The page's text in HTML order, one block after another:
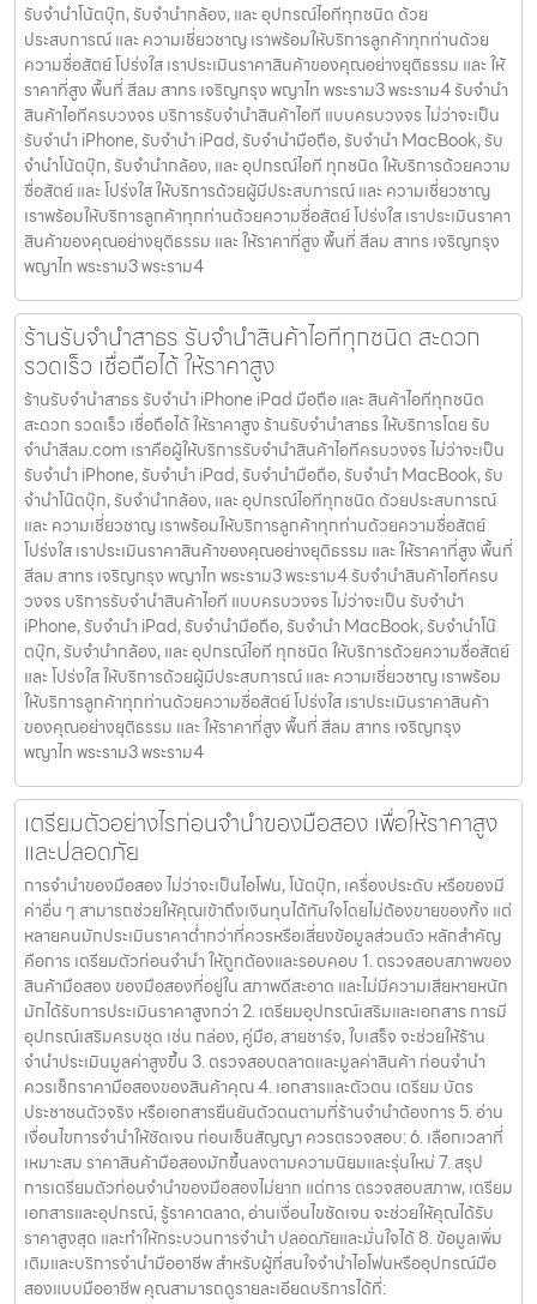
รับจำนำโน้ตบุ๊ก, รับจำนำกล้อง, และ อุปกรณ์ไอทีทุกชนิด ด้วย
ประสบการณ์ และ ความเชี่ยวชาญ เราพร้อมให้บริการลูกค้าทุกท่านด้วย
ความซื่อสัตย์ โปร่งใส เราประเมินราคาสินค้าของคุณอย่างยุติธรรม และ ให้
ราคาที่สูง พื้นที่ สีลม สาทร เจริญกรุง พญาไท พระราม3 พระราม4 รับจำนำ
สินค้าไอทีครบวงจร บริการรับจำนำสินค้าไอที แบบครบวงจร ไม่ว่าจะเป็น
รับจำนำ iPhone, รับจำนำ iPad, รับจำนำมือถือ, รับจำนำ MacBook, รับ
จำนำโน้ตบุ๊ก, รับจำนำกล้อง, และ อุปกรณ์ไอที ทุกชนิด ให้บริการด้วยความ
ซื่อสัตย์ และ โปร่งใส ให้บริการด้วยผู้มีประสบการณ์ และ ความเชี่ยวชาญ
เราพร้อมให้บริการลูกค้าทุกท่านด้วยความซื่อสัตย์ โปร่งใส เราประเมินราคา
สินค้าของคุณอย่างยุติธรรม และ ให้ราคาที่สูง พื้นที่ สีลม สาทร เจริญกรุง
พญาไท พระราม3 พระราม4
ร้านรับจำนำสาธร รับจำนำสินค้าไอทีทุกชนิด สะดวก
รวดเร็ว เชื่อถือได้ ให้ราคาสูง
ร้านรับจำนำสาธร รับจำนำ iPhone iPad มือถือ และ สินค้าไอทีทุกชนิด
สะดวก รวดเร็ว เชื่อถือได้ ให้ราคาสูง ร้านรับจำนำสาธร ให้บริการโดย รับ
จํานําสีลม.com เราคือผู้ให้บริการรับจำนำสินค้าไอทีครบวงจร ไม่ว่าจะเป็น
รับจำนำ iPhone, รับจำนำ iPad, รับจำนำมือถือ, รับจำนำ MacBook, รับ
จำนำโน๊ตบุ๊ก, รับจำนำกล้อง, และ อุปกรณ์ไอทีทุกชนิด ด้วยประสบการณ์
และ ความเชี่ยวชาญ เราพร้อมให้บริการลูกค้าทุกท่านด้วยความซื่อสัตย์
โปร่งใส เราประเมินราคาสินค้าของคุณอย่างยุติธรรม และ ให้ราคาที่สูง พื้นที่
สีลม สาทร เจริญกรุง พญาไท พระราม3 พระราม4 รับจำนำสินค้าไอทีครบ
วงจร บริการรับจำนำสินค้าไอที แบบครบวงจร ไม่ว่าจะเป็น รับจำนำ
iPhone, รับจำนำ iPad, รับจำนำมือถือ, รับจำนำ MacBook, รับจำนำโน๊
ตบุ๊ก, รับจำนำกล้อง, และ อุปกรณ์ไอที ทุกชนิด ให้บริการด้วยความซื่อสัตย์
และ โปร่งใส ให้บริการด้วยผู้มีประสบการณ์ และ ความเชี่ยวชาญ เราพร้อม
ให้บริการลูกค้าทุกท่านด้วยความซื่อสัตย์ โปร่งใส เราประเมินราคาสินค้า
ของคุณอย่างยุติธรรม และ ให้ราคาที่สูง พื้นที่ สีลม สาทร เจริญกรุง
พญาไท พระราม3 พระราม4
เตรียมตัวอย่างไรก่อนจำนำของมือสอง เพื่อให้ราคาสูง
และปลอดภัย
การจำนำของมือสอง ไม่ว่าจะเป็นไอโฟน, โน้ตบุ๊ก, เครื่องประดับ หรือของมี
ค่าอื่น ๆ สามารถช่วยให้คุณเข้าถึงเงินทุนได้ทันใจโดยไม่ต้องขายของทิ้ง แต่
หลายคนมักประเมินราคาต่ำกว่าที่ควรหรือเสี่ยงข้อมูลส่วนตัว หลักสำคัญ
คือการ เตรียมตัวก่อนจำนำ ให้ถูกต้องและรอบคอบ 1. ตรวจสอบสภาพของ
สินค้ามือสอง ของมือสองที่อยู่ใน สภาพดีสะอาด และไม่มีความเสียหายหนัก
มักได้รับการประเมินราคาสูงกว่า 2. เตรียมอุปกรณ์เสริมและเอกสาร การมี
อุปกรณ์เสริมครบชุด เช่น กล่อง, คู่มือ, สายชาร์จ, ใบเสร็จ จะช่วยให้ร้าน
จำนำประเมินมูลค่าสูงขึ้น 3. ตรวจสอบตลาดและมูลค่าสินค้า ก่อนจำนำ
ควรเช็กราคามือสองของสินค้าคุณ 4. เอกสารและตัวตน เตรียม บัตร
ประชาชนตัวจริง หรือเอกสารยืนยันตัวตนตามที่ร้านจำนำต้องการ 5. อ่าน
เงื่อนไขการจำนำให้ชัดเจน ก่อนเซ็นสัญญา ควรตรวจสอบ: 6. เลือกเวลาที่
เหมาะสม ราคาสินค้ามือสองมักขึ้นลงตามความนิยมและรุ่นใหม่ 7. สรุป
การเตรียมตัวก่อนจำนำของมือสองไม่ยาก แต่การ ตรวจสอบสภาพ, เตรียม
เอกสารและอุปกรณ์, รู้ราคาตลาด, อ่านเงื่อนไขชัดเจน จะช่วยให้คุณได้รับ
ราคาสูงสุด และทำให้กระบวนการจำนำ ปลอดภัยและมั่นใจได้ 8. ข้อมูลเพิ่ม
เติมและบริการจำนำมืออาชีพ สำหรับผู้ที่สนใจจำนำไอโฟนหรืออุปกรณ์มือ
สองแบบมืออาชีพ คุณสามารถดูรายละเอียดบริการได้ที่: